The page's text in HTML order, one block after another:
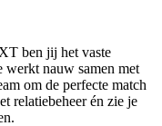
ben jij het vaste
werkt nauw samen met
om de perfecte match
relatiebeheer én zie je